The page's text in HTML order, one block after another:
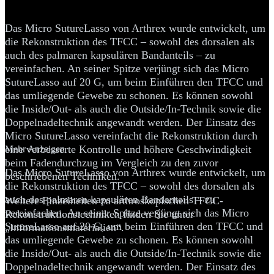
Das Micro SutureLasso von Arthrex wurde entwickelt, um
die Rekonstruktion des TFCC – sowohl des dorsalen als
auch des palmaren kapsulären Bandanteils – zu
vereinfachen. An seiner Spitze verjüngt sich das Micro
SutureLasso auf 20 G, um beim Einführen den TFCC und
das umliegende Gewebe zu schonen. Es können sowohl
die Inside/Out- als auch die Outside/In-Technik sowie die
Doppelnadeltechnik angewandt werden. Der Einsatz des
Micro SutureLasso vereinfacht die Rekonstruktion durch
eine verbesserte Kontrolle und höhere Geschwindigkeit
beim Fadendurchzug im Vergleich zu den zuvor
beschriebenen Techniken.
Weitere Einzelheiten zu arthroskopischen TFCC-
Rekonstruktionstechniken finden Sie unter
„Informationsmaterialien“.
Mehr Anzeigen
Das Micro SutureLasso von Arthrex wurde entwickelt, um
die Rekonstruktion des TFCC – sowohl des dorsalen als
auch des palmaren kapsulären Bandanteils – zu
vereinfachen. An seiner Spitze verjüngt sich das Micro
SutureLasso auf 20 G, um beim Einführen den TFCC und
das umliegende Gewebe zu schonen. Es können sowohl
die Inside/Out- als auch die Outside/In-Technik sowie die
Doppelnadeltechnik angewandt werden. Der Einsatz des